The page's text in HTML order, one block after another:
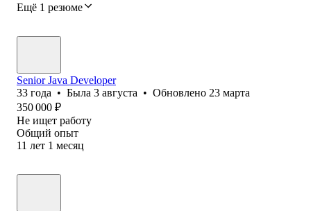
Ещё 1 резюме
Senior Java Developer
33 года • Была 3 августа • Обновлено 23 марта
350 000 ₽
Не ищет работу
Общий опыт
11 лет 1 месяц